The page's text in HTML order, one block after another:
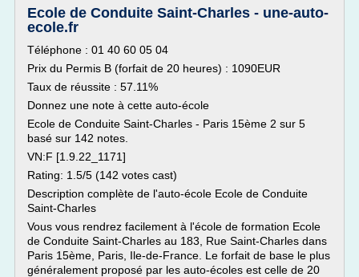
Ecole de Conduite Saint-Charles - une-auto-
ecole.fr
Téléphone : 01 40 60 05 04
Prix du Permis B (forfait de 20 heures) : 1090EUR
Taux de réussite : 57.11%
Donnez une note à cette auto-école
Ecole de Conduite Saint-Charles - Paris 15ème 2 sur 5
basé sur 142 notes.
VN:F [1.9.22_1171]
Rating: 1.5/5 (142 votes cast)
Description complète de l'auto-école Ecole de Conduite
Saint-Charles
Vous vous rendrez facilement à l'école de formation Ecole
de Conduite Saint-Charles au 183, Rue Saint-Charles dans
Paris 15ème, Paris, Ile-de-France. Le forfait de base le plus
généralement proposé par les auto-écoles est celle de 20